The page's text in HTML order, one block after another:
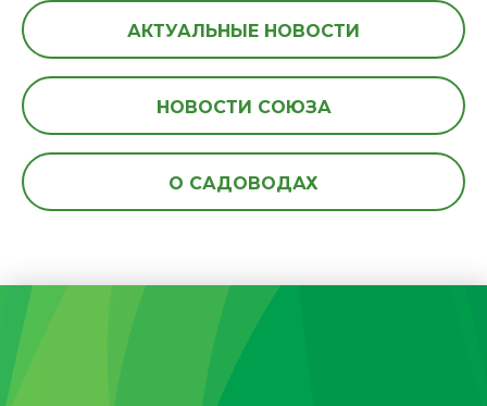
АКТУАЛЬНЫЕ НОВОСТИ
НОВОСТИ СОЮЗА
О САДОВОДАХ